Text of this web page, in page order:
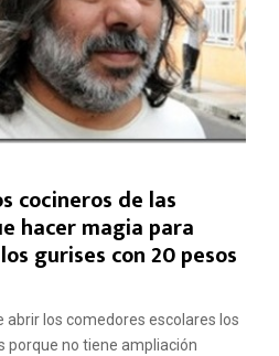
cocineros de las
hacer magia para
gurises con 20 pesos
abrir los comedores escolares los
porque no tiene ampliación